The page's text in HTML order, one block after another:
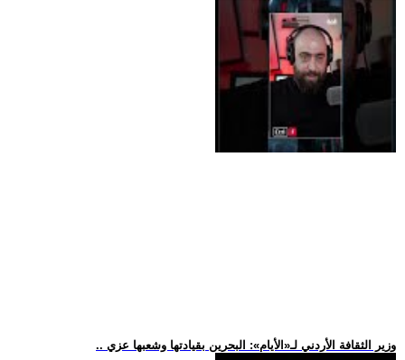
.. وزير الثقافة الأردني لـ«الأيام»: البحرين بقيادتها وشعبها عزي